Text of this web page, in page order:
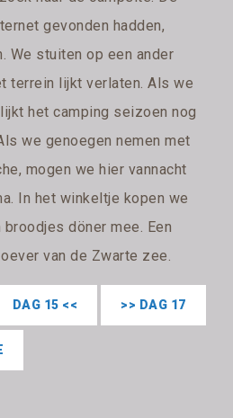
gevonden hadden,
We stuiten op een ander
terrein lijkt verlaten. Als we
het camping seizoen nog
we genoegen nemen met
mogen we hier vannacht
In het winkeltje kopen we
döner mee. Een
van de Zwarte zee.
>> DAG 17
DAG 15 <<